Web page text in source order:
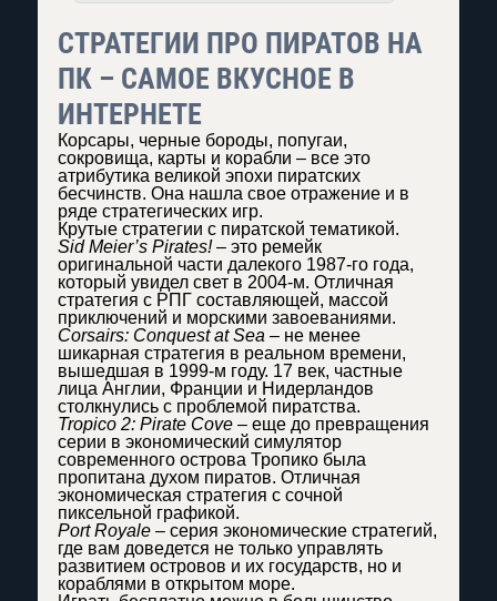
СТРАТЕГИИ ПРО ПИРАТОВ НА
ПК – САМОЕ ВКУСНОЕ В
ИНТЕРНЕТЕ
Корсары, черные бороды, попугаи,
сокровища, карты и корабли – все это
атрибутика великой эпохи пиратских
бесчинств. Она нашла свое отражение и в
ряде стратегических игр.
Крутые стратегии с пиратской тематикой.
Sid Meier’s Pirates!– это ремейк
оригинальной части далекого 1987-го года,
который увидел свет в 2004-м. Отличная
стратегия с РПГ составляющей, массой
приключений и морскими завоеваниями.
Corsairs: Conquest at Sea – не менее
шикарная стратегия в реальном времени,
вышедшая в 1999-м году. 17 век, частные
лица Англии, Франции и Нидерландов
столкнулись с проблемой пиратства.
Tropico 2: Pirate Cove – еще до превращения
серии в экономический симулятор
современного острова Тропико была
пропитана духом пиратов. Отличная
экономическая стратегия с сочной
пиксельной графикой.
Port Royale – серия экономические стратегий,
где вам доведется не только управлять
развитием островов и их государств, но и
кораблями в открытом море.